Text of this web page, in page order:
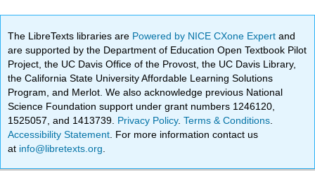
The LibreTexts libraries are Powered by NICE CXone Expertand
are supported by the Department of Education Open Textbook Pilot
Project, the UC Davis Office of the Provost, the UC Davis Library,
the California State University Affordable Learning Solutions
Program, and Merlot. We also acknowledge previous National
Science Foundation support under grant numbers 1246120,
1525057, and 1413739. Privacy Policy.Terms & Conditions
Accessibility Statement . For more information contact us
at info@libretexts.org